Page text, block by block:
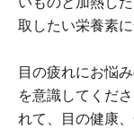
取したい栄養素
目の疲れにお悩
を意識してくだ
れて、目の健康